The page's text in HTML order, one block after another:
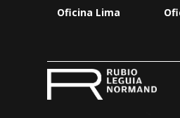
Oficina Lima